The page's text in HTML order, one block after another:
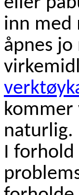
inn med
åpnes
kommer
naturlig.
I forhold